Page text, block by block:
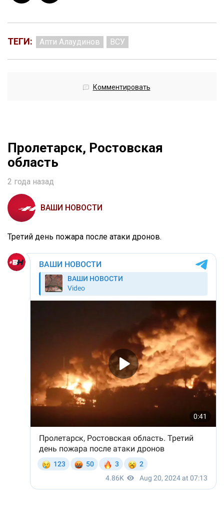
ТЕГИ: Апти Алаудинов ВСУ
Комментировать
Пролетарск, Ростовская
область
2 года назад
ВАШИ НОВОСТИ
Третий день пожара после атаки дронов.